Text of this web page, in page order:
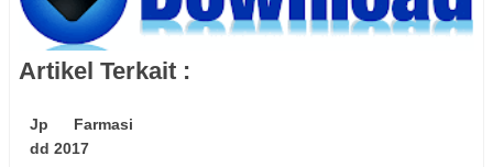
Artikel Terkait :
Jp Farmasi
dd 2017